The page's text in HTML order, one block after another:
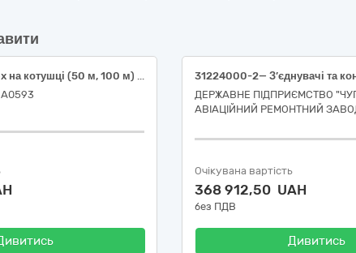
Подовжувач Svittex на котушці (50 м, 100 м) з термозахистом, 2х2,5 мм² або еквівалент
А0593
ДЕРЖАВНЕ ПІДПРИЄМСТВО
АВІАЦІЙНИЙ РЕМОНТНИЙ
Очікувана вартість
368 912,50 UAH
без ПДВ
Дивитись